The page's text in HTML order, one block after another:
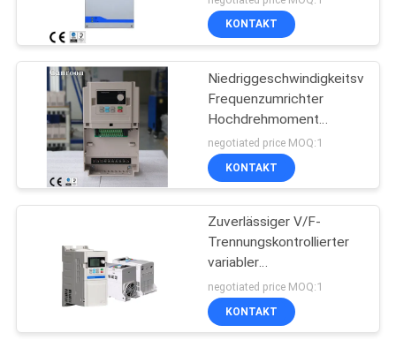
Induktionsheiznetzteil
KONTAKT
Frequenzumrichter
Hochdrehmoment
Ausgang 0,75-500KW 2-
Kanal-OC und 1-Kanal-
Relee-Ausgang
negotiated price MOQ:1
KONTAKT
Zuverlässiger V/F-
Trennungskontrollierter
variabler
Frequenzwandler für
extreme Umgebungen
negotiated price MOQ:1
KONTAKT